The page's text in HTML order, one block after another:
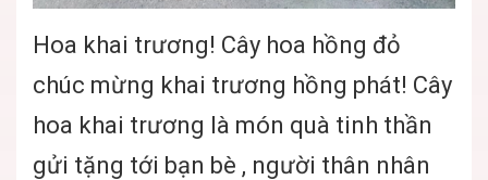
Hoa khai trương! Cây hoa hồng đỏ
chúc mừng khai trương hồng phát! Cây
hoa khai trương là món quà tinh thần
gửi tặng tới bạn bè , người thân nhân